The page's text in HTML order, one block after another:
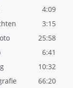
4:09
3:15
25:58
6:41
10:32
66:20